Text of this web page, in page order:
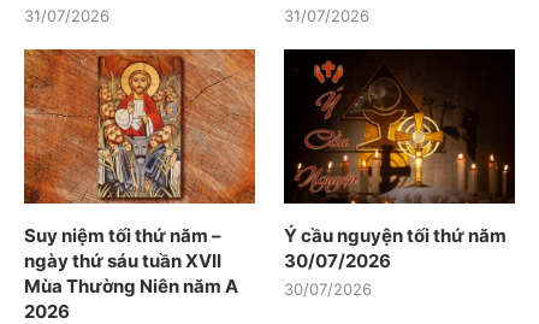
31/07/2026 31/07/2026
Suy niệm tối thứ năm –
ngày thứ sáu tuần XVII
Mùa Thường Niên năm A
2026
Ý cầu nguyện tối thứ năm
30/07/2026
30/07/2026